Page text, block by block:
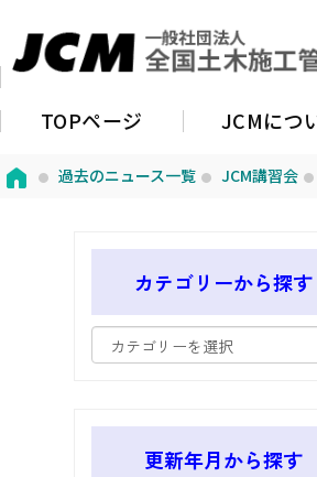
TOPページ JCMにつ
過去のニュース一覧 JCM講習会
カテゴリーから探す
更新年月から探す